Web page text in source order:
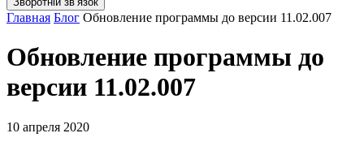
Главная Блог Обновление программы до версии 11.02.007
Обновление программы до
версии 11.02.007
10 апреля 2020